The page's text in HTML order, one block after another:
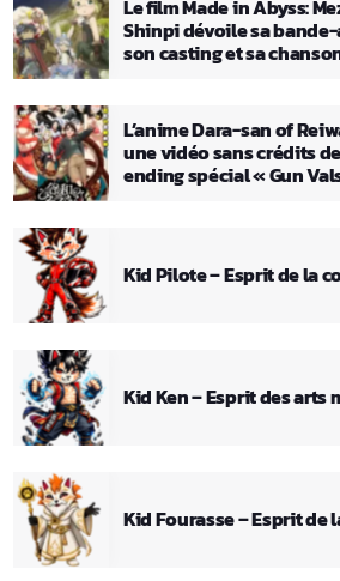
Le film Made in Abyss:
Shinpi dévoile sa
son casting et sa
L’anime Dara-san of
une vidéo sans crédits
ending spécial « Gun
Kid Pilote – Esprit de la
Kid Ken – Esprit des arts
Kid Fourasse – Esprit de